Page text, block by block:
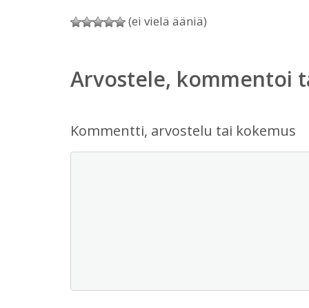
(ei vielä ääniä)
Arvostele, kommentoi
Kommentti, arvostelu tai kokemus